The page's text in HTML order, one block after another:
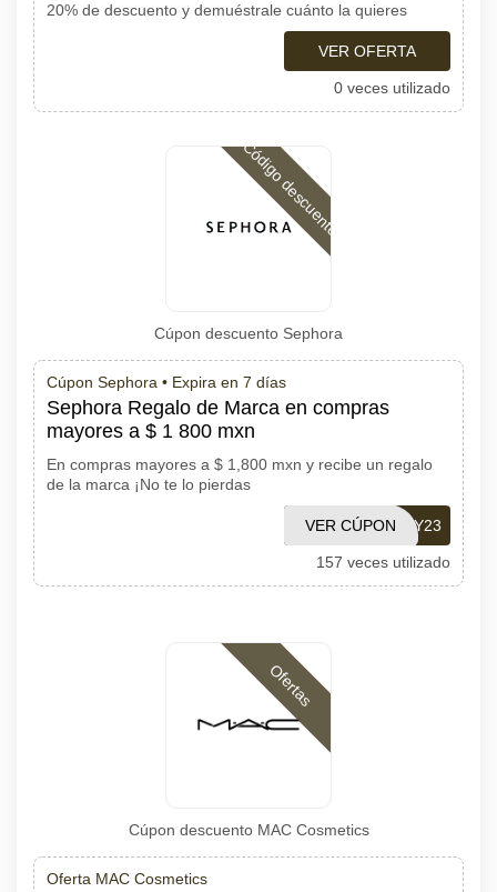
20% de descuento y demuéstrale cuánto la quieres
VER OFERTA
0 veces utilizado
Código descuento
Cúpon descuento Sephora
Cúpon Sephora • Expira en 7 días
Sephora Regalo de Marca en compras
mayores a $ 1 800 mxn
En compras mayores a $ 1,800 mxn y recibe un regalo
de la marca ¡No te lo pierdas
FENTY23
VER CÚPON
157 veces utilizado
Ofertas
Cúpon descuento MAC Cosmetics
Oferta MAC Cosmetics